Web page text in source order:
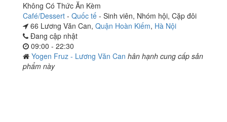
Không Có Thức Ăn Kèm
Café/Dessert - Quốc tế - Sinh viên, Nhóm hội, Cặp đôi
66 Lương Văn Can, Quận Hoàn Kiếm, Hà Nội
Đang cập nhật
09:00 - 22:30
Yogen Fruz - Lương Văn Can hân hạnh cung cấp sản
phẩm này